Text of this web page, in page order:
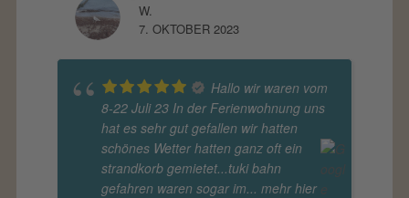
W.
7. OKTOBER 2023
Hallo wir waren vom
8-22 Juli 23 In der Ferienwohnung uns
hat es sehr gut gefallen wir hatten
schönes Wetter hatten ganz oft ein
strandkorb gemietet...tuki bahn
gefahren waren sogar im... mehr hier